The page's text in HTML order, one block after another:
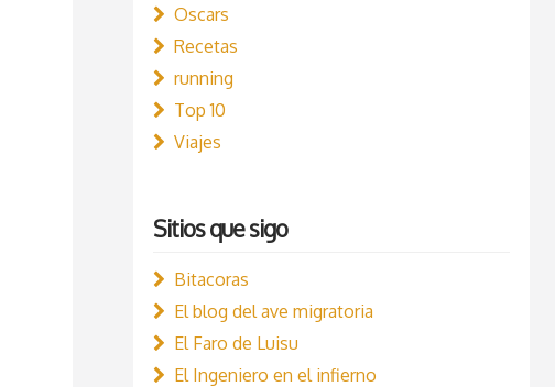
Oscars
Recetas
running
Top 10
Viajes
Sitios que sigo
Bitacoras
El blog del ave migratoria
El Faro de Luisu
El Ingeniero en el infierno